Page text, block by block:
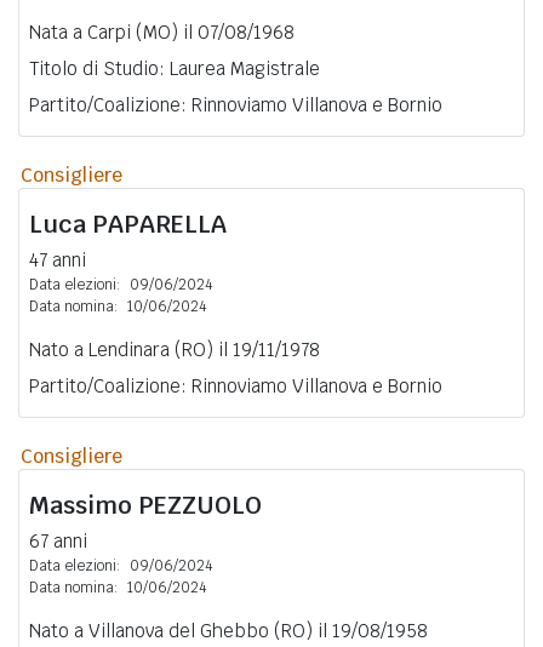
Nata a Carpi (MO) il 07/08/1968
Titolo di Studio: Laurea Magistrale
Partito/Coalizione: Rinnoviamo Villanova e Bornio
Consigliere
Luca PAPARELLA
47 anni
Data elezioni:
09/06/2024
Data nomina: 10/06/2024
Nato a Lendinara (RO) il 19/11/1978
Partito/Coalizione: Rinnoviamo Villanova e Bornio
Consigliere
Massimo PEZZUOLO
67 anni
Data elezioni:
09/06/2024
Data nomina: 10/06/2024
Nato a Villanova del Ghebbo (RO) il 19/08/1958